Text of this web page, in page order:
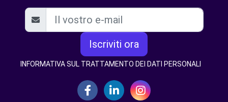
Iscriviti ora
INFORMATIVA SUL TRATTAMENTO DEI DATI PERSONALI